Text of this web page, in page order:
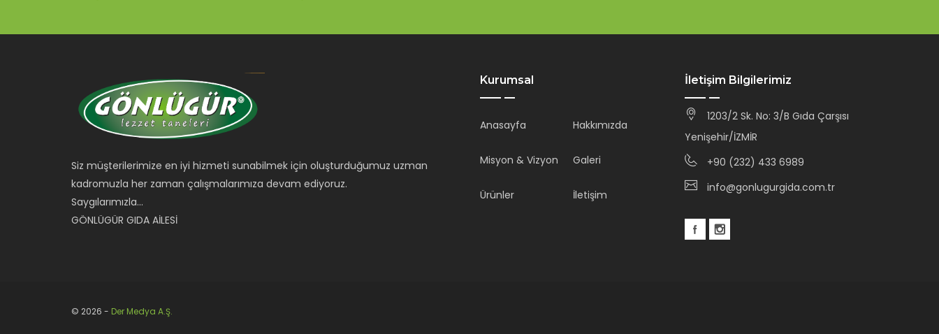
Siz müşterilerimize en iyi hizmeti sunabilmek için oluşturduğumuz uzman
kadromuzla her zaman çalışmalarımıza devam ediyoruz.
Saygılarımızla...
GÖNLÜGÜR GIDA AİLESİ
Kurumsal
Anasayfa Hakkımızda
Misyon & Vizyon Galeri
Ürünler İletişim
İletişim Bilgilerimiz
1203/2 Sk. No: 3/B Gıda Çarşısı
Yenişehir/İZMİR
+90 (232) 433 6989
info@gonlugurgida.com.tr
© 2026 - Der Medya A.Ş.